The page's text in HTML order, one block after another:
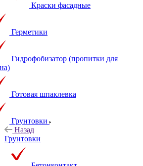
Краски фасадные
Герметики
Гидрофобизатор (пропитки для
Готовая шпаклевка
Грунтовки
Назад
Грунтовки